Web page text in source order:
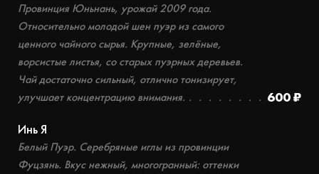
Провинция Юньнань, урожай 2009 года.
Относительно молодой шен пуэр из самого
ценного чайного сырья. Крупные, зелёные,
ворсистые листья, со старых пуэрных деревьев.
Чай достаточно сильный, отлично тонизирует,
улучшает концентрацию внимания.
600 ₽
Инь Я
Белый Пуэр. Серебряные иглы из провинции
Фуцзянь. Вкус нежный, многогранный: оттенки